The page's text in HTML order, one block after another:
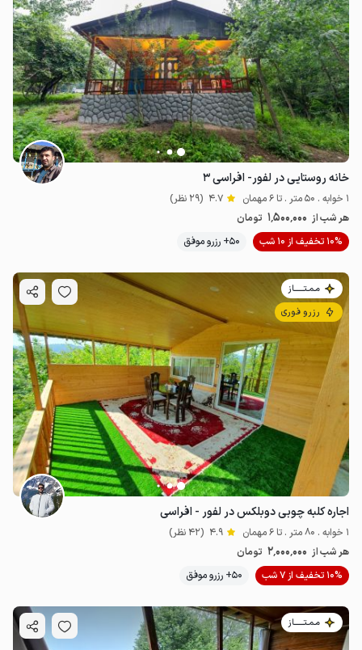
خانه روستایی در لفور- افراسی ۳
1 خوابه . 50 متر . تا 6 مهمان 4.7 (29 نظر)
هر شب از 1٬500٬000 تومان
10% تخفیف از 10 شب
50+ رزرو موفق
مـمـتــــــاز
رزرو فوری
اجاره کلبه چوبی دوبلکس در لفور - افراسی
1 خوابه . 80 متر . تا 6 مهمان 4.9 (42 نظر)
هر شب از 2٬000٬000 تومان
10% تخفیف از 7 شب
50+ رزرو موفق
مـمـتــــــاز